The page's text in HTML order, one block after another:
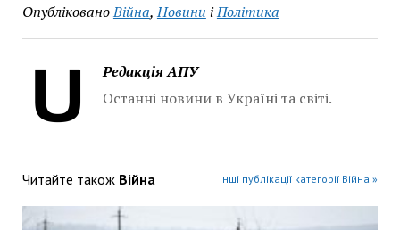
ОпублікованоВійна,Новини іПолітика
Редакція АПУ
Останні новини в Україні та світі.
Читайте також Війна Інші публікації категорії Війна »